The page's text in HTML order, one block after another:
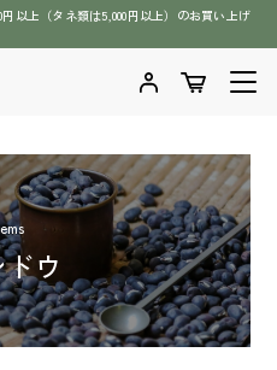
円以上（タネ類は5,000円以上）のお買い上げ
）
ウ